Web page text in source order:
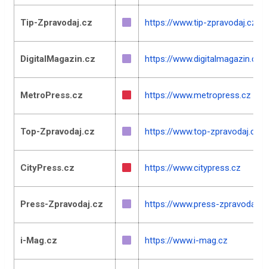
Tip-Zpravodaj.cz https://www.tip-zpravodaj.cz
DigitalMagazin.cz https://www.digitalmagazin.cz
MetroPress.cz https://www.metropress.cz
Top-Zpravodaj.cz https://www.top-zpravodaj.cz
CityPress.cz https://www.citypress.cz
Press-Zpravodaj.cz https://www.press-
i-Mag.cz https://www.i-mag.cz